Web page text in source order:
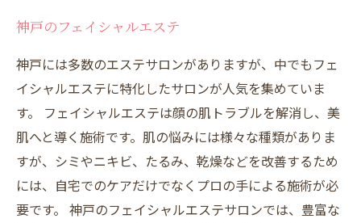
神戸のフェイシャルエステ
神戸には多数のエステサロンがありますが、中でもフェ
イシャルエステに特化したサロンが人気を集めていま
す。 フェイシャルエステは顔の肌トラブルを解消し、美
肌へと導く施術です。肌の悩みには様々な種類がありま
すが、シミやニキビ、たるみ、乾燥などを改善するため
には、自宅でのケアだけでなくプロの手による施術が必
要です。 神戸のフェイシャルエステサロンでは、豊富な